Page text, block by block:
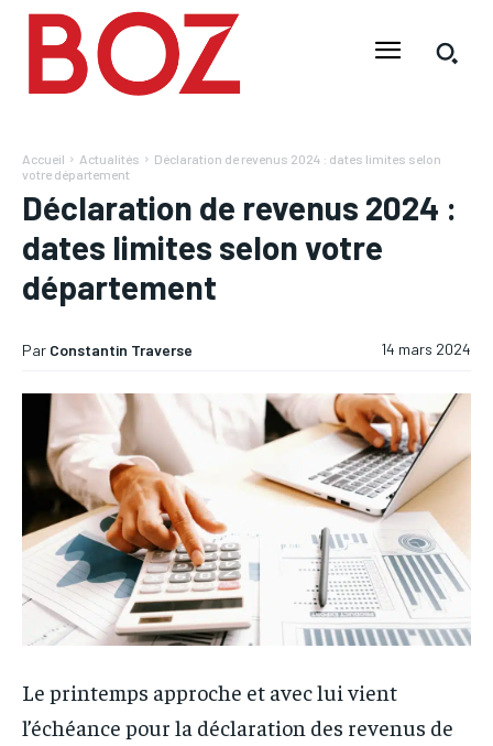
Accueil Actualités
Déclaration de revenus 2024 : dates limites selon
votre département
Déclaration de revenus 2024 :
dates limites selon votre
département
14 mars 2024
Par Constantin Traverse
Le printemps approche et avec lui vient
l’échéance pour la déclaration des revenus de